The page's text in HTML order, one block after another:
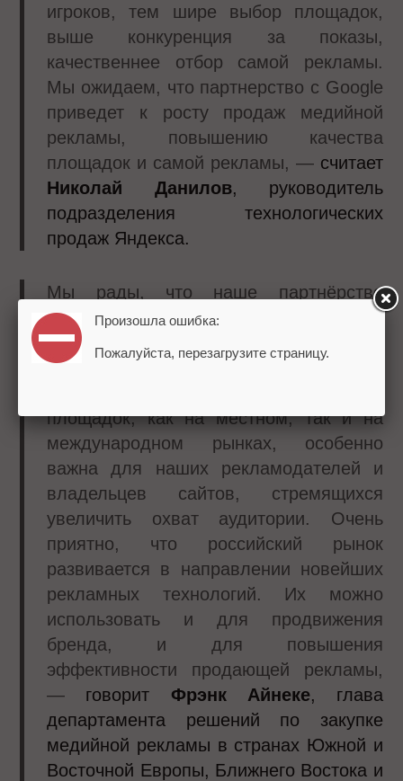
игроков, тем шире выбор площадок,
выше конкуренция за показы,
качественнее отбор самой рекламы.
Мы ожидаем, что партнерство с Google
приведет к росту продаж медийной
рекламы, повышению качества
площадок и самой рекламы, — считает
Николай Данилов, руководитель
подразделения технологических
продаж Яндекса.
Мы рады, что наше партнёрство
поможет развитию российской
экосистемы RTB. При нынешнем росте
популярности RTB в России
площадок, как на местном, так и на
международном рынках, особенно
важна для наших рекламодателей и
владельцев сайтов, стремящихся
увеличить охват аудитории. Очень
приятно, что российский рынок
развивается в направлении новейших
рекламных технологий. Их можно
использовать и для продвижения
бренда, и для повышения
эффективности продающей рекламы,
— говорит Фрэнк Айнеке, глава
департамента решений по закупке
медийной рекламы в странах Южной и
Восточной Европы, Ближнего Востока и
Произошла ошибка:
Пожалуйста, перезагрузите страницу.